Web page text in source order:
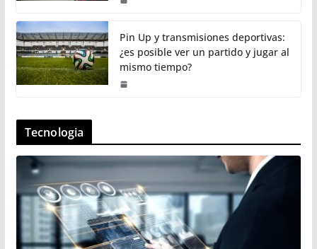
Pin Up y transmisiones deportivas:
¿es posible ver un partido y jugar al
mismo tiempo?
Tecnologia